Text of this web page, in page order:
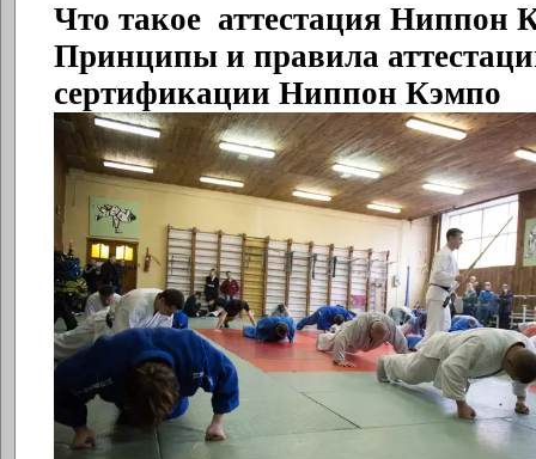
Что такое аттестация Ниппон
Принципы и правила
сертификации Ниппон Кэмпо